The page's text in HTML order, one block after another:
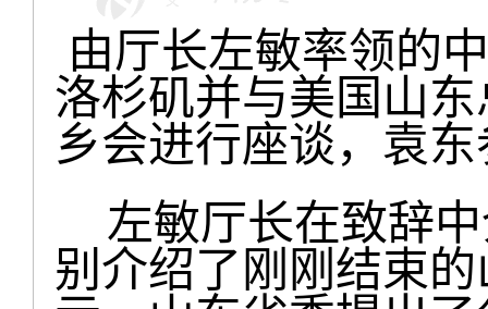
由厅长左敏率领的
洛杉矶并与美国山
乡会进行座谈，袁
左敏厅长在致辞中
别介绍了刚刚结束